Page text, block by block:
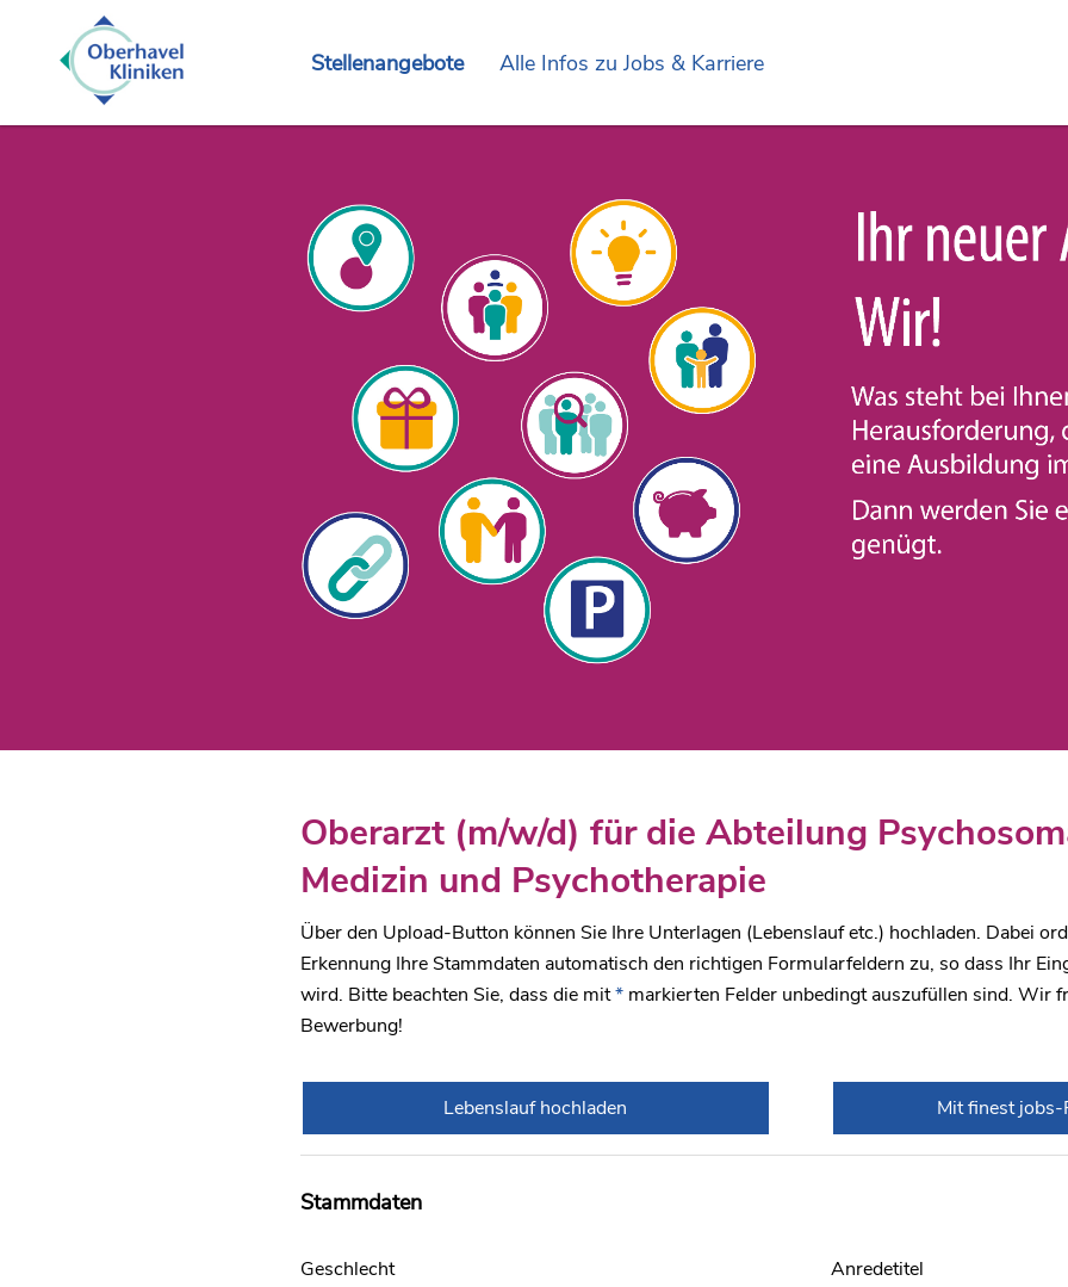
Stellenangebote Alle Infos zu Jobs & Karriere
Oberarzt (m/w/d) für die Abteilung
Medizin und Psychotherapie
Über den Upload-Button können Sie Ihre Unterlagen (Lebenslauf etc.) hochladen. Dabei
Erkennung Ihre Stammdaten automatisch den richtigen Formularfeldern zu, so dass Ihr
wird. Bitte beachten Sie, dass die mit* markierten Felder unbedingt auszufüllen sind. Wir
Bewerbung!
Lebenslauf hochladen Mit finest
Stammdaten
Geschlecht
Anredetitel